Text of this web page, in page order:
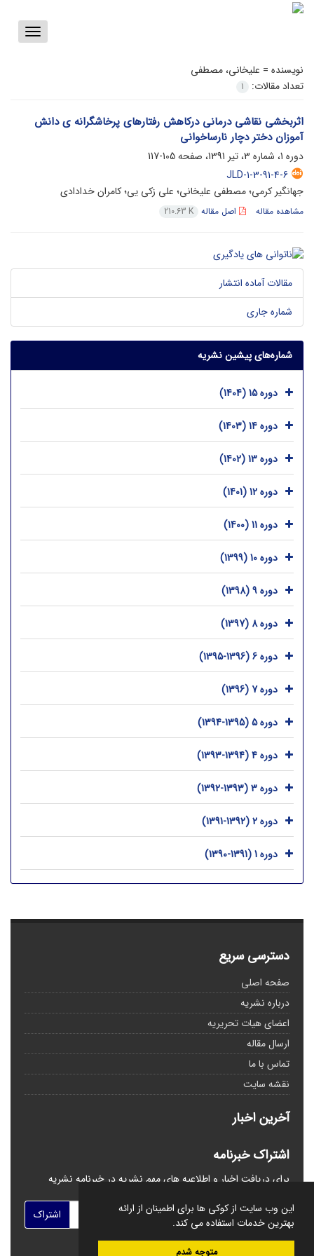
این وب سایت از کوکی ها برای اطمینان از ارائه
بهترین خدمات استفاده می کند.
متوجه شدم
Toggle
نویسنده = علیخانی، مصطفی
تعداد مقالات:
1
اثربخشی نقاشی درمانی درکاهش رفتارهای پرخاشگرانه ی دانش
آموزان دختر دچار نارساخوانی
دوره 1، شماره 3، تیر 1391، صفحه
105-117
JLD-1-3-91-4-6
جهانگیر کرمی؛ مصطفی علیخانی؛ علی زکی یی؛ کامران خدادادی
مشاهده مقاله اصل مقاله 210.63 K
مقالات آماده انتشار
شماره جاری
شماره‌های پیشین نشریه
دوره 15 (1404)
دوره 14 (1403)
دوره 13 (1402)
دوره 12 (1401)
دوره 11 (1400)
دوره 10 (1399)
دوره 9 (1398)
دوره 8 (1397)
دوره 6 (1396-1395)
دوره 7 (1396)
دوره 5 (1395-1394)
دوره 4 (1394-1393)
دوره 3 (1393-1392)
دوره 2 (1392-1391)
دوره 1 (1391-1390)
دسترسی سریع
صفحه اصلی
درباره نشریه
اعضای هیات تحریریه
ارسال مقاله
تماس با ما
نقشه سایت
آخرین اخبار
اشتراک خبرنامه
برای دریافت اخبار و اطلاعیه های مهم نشریه در خبرنامه نشریه
اشتراک